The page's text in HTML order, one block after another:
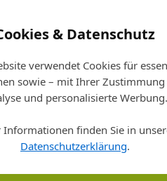
& Datenschutz
verwendet Cookies für
sowie – mit Ihrer
und personalisierte Werbung.
Informationen finden Sie in
Datenschutzerklärung.
Planen Bauen Fertigen